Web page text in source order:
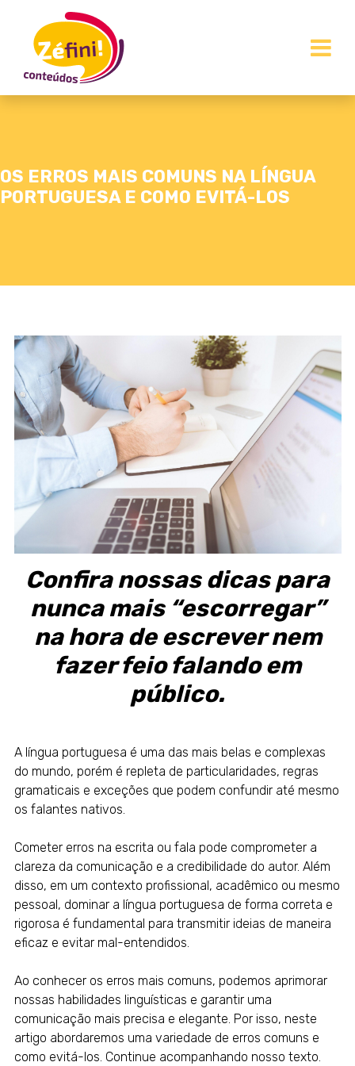
OS ERROS MAIS COMUNS NA LÍNGUA
PORTUGUESA E COMO EVITÁ-LOS
Confira nossas dicas para
nunca mais “escorregar”
na hora de escrever nem
fazer feio falando em
público.
A língua portuguesa é uma das mais belas e complexas
do mundo, porém é repleta de particularidades, regras
gramaticais e exceções que podem confundir até mesmo
os falantes nativos.
Cometer erros na escrita ou fala pode comprometer a
clareza da comunicação e a credibilidade do autor. Além
disso, em um contexto profissional, acadêmico ou mesmo
pessoal, dominar a língua portuguesa de forma correta e
rigorosa é fundamental para transmitir ideias de maneira
eficaz e evitar mal-entendidos.
Ao conhecer os erros mais comuns, podemos aprimorar
nossas habilidades linguísticas e garantir uma
comunicação mais precisa e elegante. Por isso, neste
artigo abordaremos uma variedade de erros comuns e
como evitá-los. Continue acompanhando nosso texto.